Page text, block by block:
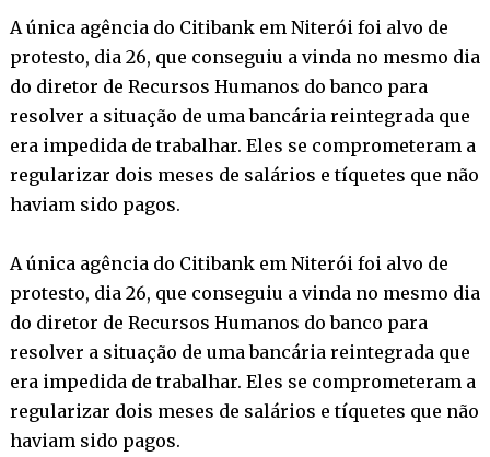
A única agência do Citibank em Niterói foi alvo de
protesto, dia 26, que conseguiu a vinda no mesmo dia
do diretor de Recursos Humanos do banco para
resolver a situação de uma bancária reintegrada que
era impedida de trabalhar. Eles se comprometeram a
regularizar dois meses de salários e tíquetes que não
haviam sido pagos.
A única agência do Citibank em Niterói foi alvo de
protesto, dia 26, que conseguiu a vinda no mesmo dia
do diretor de Recursos Humanos do banco para
resolver a situação de uma bancária reintegrada que
era impedida de trabalhar. Eles se comprometeram a
regularizar dois meses de salários e tíquetes que não
haviam sido pagos.